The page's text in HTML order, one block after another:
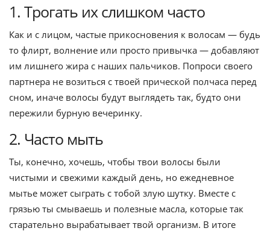
1. Трогать их слишком часто
Как и с лицом, частые прикосновения к волосам — будь
то флирт, волнение или просто привычка — добавляют
им лишнего жира с наших пальчиков. Попроси своего
партнера не возиться с твоей прической полчаса перед
сном, иначе волосы будут выглядеть так, будто они
пережили бурную вечеринку.
2. Часто мыть
Ты, конечно, хочешь, чтобы твои волосы были
чистыми и свежими каждый день, но ежедневное
мытье может сыграть с тобой злую шутку. Вместе с
грязью ты смываешь и полезные масла, которые так
старательно вырабатывает твой организм. В итоге